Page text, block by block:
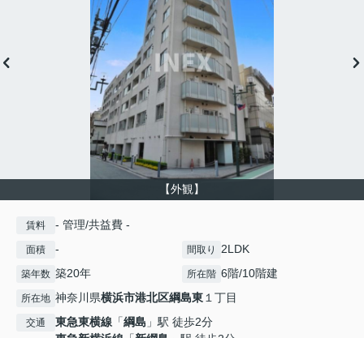
【外観】
賃料 - 管理/共益費 -
面積 - 間取り 2LDK
築年数 築20年 所在階 6階/10階建
所在地 神奈川県横浜市港北区綱島東１丁目
交通 東急東横線 「綱島 」駅 徒歩2分